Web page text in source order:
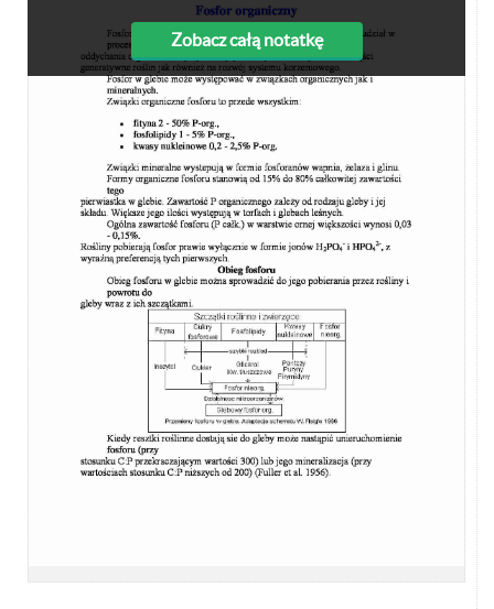
Zobacz całą notatkę